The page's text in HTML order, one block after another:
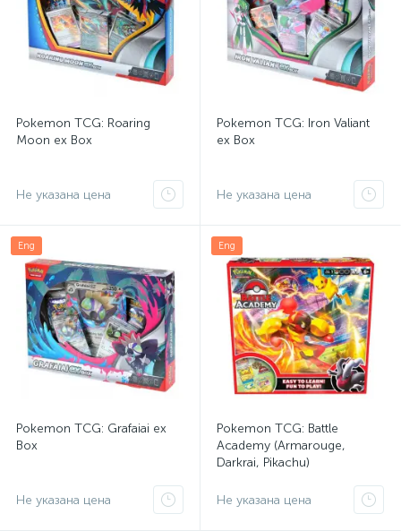
Pokemon TCG: Roaring
Moon ex Box
Не указана цена
Pokemon TCG: Iron Valiant
ex Box
Не указана цена
Eng
Pokemon TCG: Grafaiai ex
Box
Не указана цена
Eng
Pokemon TCG: Battle
Academy (Armarouge,
Darkrai, Pikachu)
Не указана цена